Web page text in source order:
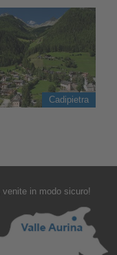
Cadipietra
venite in modo sicuro!